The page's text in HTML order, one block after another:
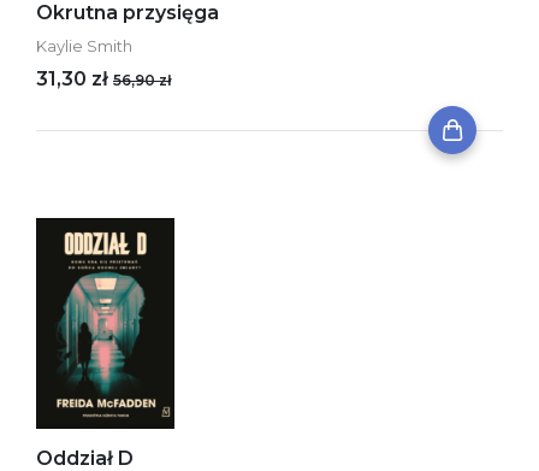
Okrutna przysięga
Kaylie Smith
31,30 zł 56,90 zł
Oddział D